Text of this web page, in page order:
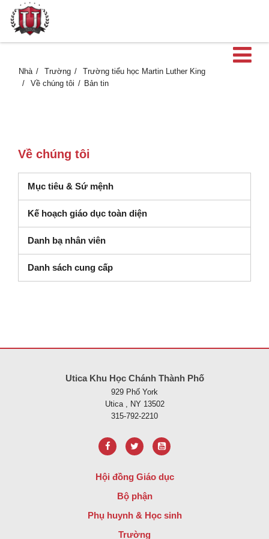
Nhà Trường
Trường tiểu học Martin Luther King
Về chúng tôi
Bản tin
Về chúng tôi
Mục tiêu & Sứ mệnh
Kế hoạch giáo dục toàn diện
Danh bạ nhân viên
Danh sách cung cấp(mở trong cửa sổ mới)
Utica Khu Học Chánh Thành Phố
929 Phố York
Utica , NY 13502
315-792-2210
Hội đồng Giáo dục
Bộ phận
Phụ huynh & Học sinh
Trường